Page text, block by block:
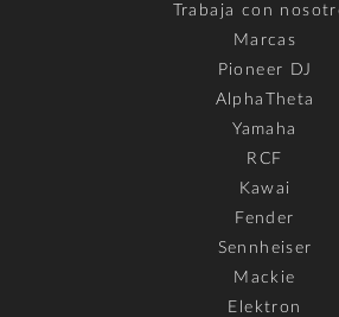
Trabaja con
Marcas
Pioneer DJ
AlphaTheta
Yamaha
RCF
Kawai
Fender
Sennheiser
Mackie
Elektron